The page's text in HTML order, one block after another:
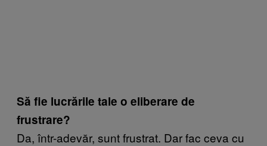
Să fie lucrările tale o eliberare de
frustrare?
Da, într-adevăr, sunt frustrat. Dar fac ceva cu